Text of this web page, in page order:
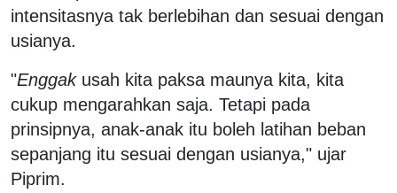
intensitasnya tak berlebihan dan sesuai dengan
usianya.
"Enggakusah kita paksa maunya kita, kita
cukup mengarahkan saja. Tetapi pada
prinsipnya, anak-anak itu boleh latihan beban
sepanjang itu sesuai dengan usianya," ujar
Piprim.